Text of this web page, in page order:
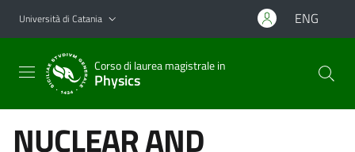
Vai al contenuto principale
Vai al menu di navigazione
Università di Catania ENG
Corso di laurea magistrale in
Physics
NUCLEAR AND